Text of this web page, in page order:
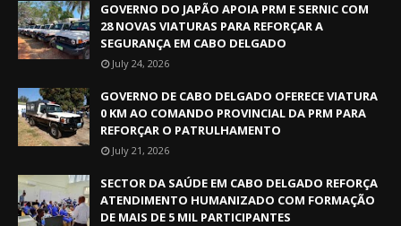
GOVERNO DO JAPÃO APOIA PRM E SERNIC COM
28 NOVAS VIATURAS PARA REFORÇAR A
SEGURANÇA EM CABO DELGADO
July 24, 2026
GOVERNO DE CABO DELGADO OFERECE VIATURA
0 KM AO COMANDO PROVINCIAL DA PRM PARA
REFORÇAR O PATRULHAMENTO
July 21, 2026
SECTOR DA SAÚDE EM CABO DELGADO REFORÇA
ATENDIMENTO HUMANIZADO COM FORMAÇÃO
DE MAIS DE 5 MIL PARTICIPANTES